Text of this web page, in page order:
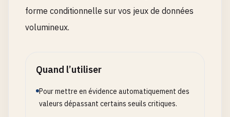
forme conditionnelle sur vos jeux de données
volumineux.
Quand l’utiliser
Pour mettre en évidence automatiquement des
valeurs dépassant certains seuils critiques.